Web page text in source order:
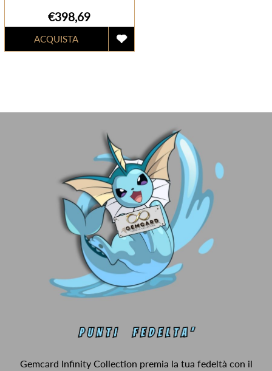
€398,69
Gemcard Infinity Collection premia la tua fedeltà con il